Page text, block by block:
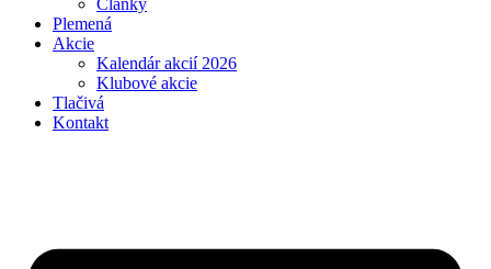
Články
Plemená
Akcie
Kalendár akcií 2026
Klubové akcie
Tlačivá
Kontakt